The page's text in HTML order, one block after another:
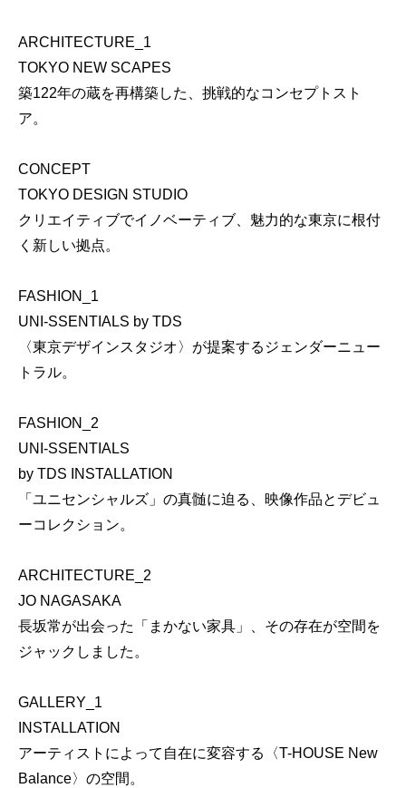
ARCHITECTURE_1
TOKYO NEW SCAPES
築122年の蔵を再構築した、挑戦的なコンセプトスト
ア。
CONCEPT
TOKYO DESIGN STUDIO
クリエイティブでイノベーティブ、魅力的な東京に根付
く新しい拠点。
FASHION_1
UNI-SSENTIALS by TDS
〈東京デザインスタジオ〉が提案するジェンダーニュー
トラル。
FASHION_2
UNI-SSENTIALS
by TDS INSTALLATION
「ユニセンシャルズ」の真髄に迫る、映像作品とデビュ
ーコレクション。
ARCHITECTURE_2
JO NAGASAKA
長坂常が出会った「まかない家具」、その存在が空間を
ジャックしました。
GALLERY_1
INSTALLATION
アーティストによって自在に変容する〈T-HOUSE New
Balance〉の空間。